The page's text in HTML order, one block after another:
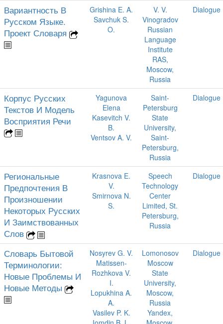
Вариантность В
Русском Языке.
Проект Словаря
Grishina E. A.
Savchuk S.
O.
V. V.
Vinogradov
Russian
Language
Institute
RAS,
Moscow,
Russia
Dialogue
Корпус Русских
Текстов И Модель
Восприятия Речи
Yagunova
Elena
Kasevitch V.
B.
Ventsov A. V.
Saint-
Petersburg
State
University,
Saint-
Petersburg,
Russia
Dialogue
Региональные
Предпочтения В
Произношении
Некоторых Русских
И Заимствованных
Слов
Krasnova E.
V.
Smirnova N.
S.
Speech
Technology
Center
Limited, St.
Petersburg,
Russia
Dialogue
Словарь Бытовой
Терминологии:
Новые Проблемы И
Новые Методы
Nosyrev G. V.
Matissen-
Rozhkova V.
I.
Lopukhina A.
A.
Vasilev P. K.
Lomonosov
Moscow
State
University,
Moscow,
Russia
Yandex,
Dialogue